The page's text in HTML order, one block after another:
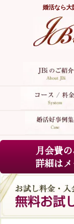
婚活なら大
月会費
詳細は